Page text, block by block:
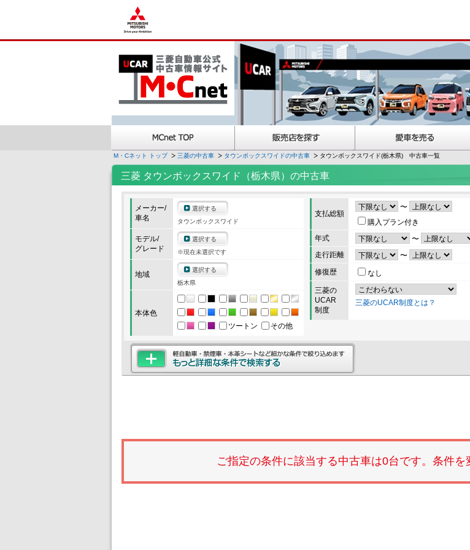
M・Cネット トップ 三菱の中古車 タウンボックスワイドの中古車 タウンボックスワイド(栃木県) 中古車一覧
三菱 タウンボックスワイド（栃木県）の中古車
メーカー/
車名
選択する
タウンボックスワイド
モデル/
グレード
選択する
※現在未選択です
地域
選択する
栃木県
本体色
ツートン
その他
支払総額
〜
購入プラン付き
年式
〜
走行距離
〜
修復歴
なし
三菱の
UCAR
制度
三菱のUCAR制度とは？
ご指定の条件に該当する中古車は0台です。条件を